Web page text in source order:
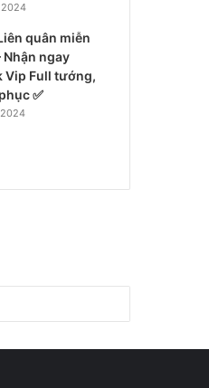
quân miễn
Nhận ngay
Vip Full tướng,
✅